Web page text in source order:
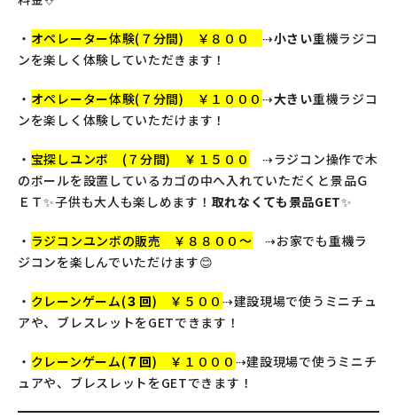
・ オペレーター体験(７分間) ￥８００⇢小さい重機ラジコ
ンを楽しく体験していただきます！
・ オペレーター体験(７分間) ￥１０００⇢大きい重機ラジコ
ンを楽しく体験していただけます！
・ 宝探しユンボ (７分間) ￥１５００
⇢ラジコン操作で木
のボールを設置しているカゴの中へ入れていただくと景品Ｇ
ＥＴ✨子供も大人も楽しめます！ 取れなくても景品GET✨
・ ラジコンユンボの販売 ￥８８００～ ⇢お家でも重機ラ
ジコンを楽しんでいただけます😊
・ クレーンゲーム(３回) ￥５００ ⇢建設現場で使うミニチュ
アや、ブレスレットをGETできます！
・ クレーンゲーム(７回) ￥１０００ ⇢建設現場で使うミニチ
ュアや、ブレスレットをGETできます！